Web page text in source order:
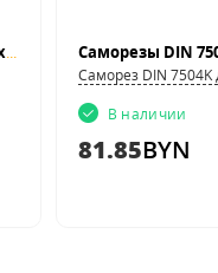
Саморез по дереву универсальный 3,5 x 13
Саморез DIN
В наличии
81.85BYN